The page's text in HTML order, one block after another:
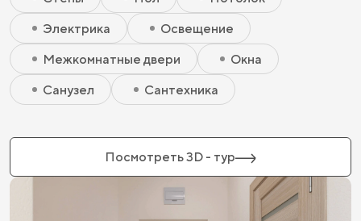
Электрика
Освещение
Межкомнатные двери
Окна
Санузел
Сантехника
Посмотреть 3D - тур